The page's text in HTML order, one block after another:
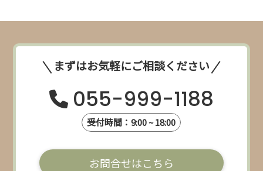
まずはお気軽にご相談ください
055-999-1188
受付時間：9:00 ~ 18:00
お問合せはこちら